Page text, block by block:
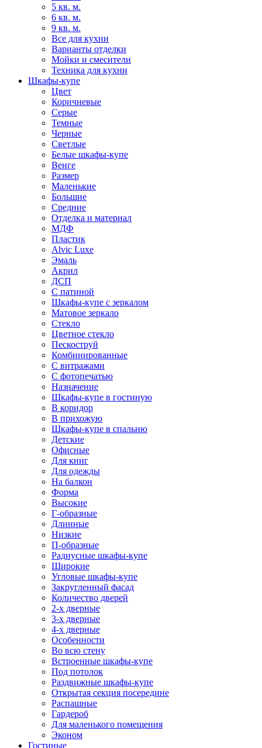
5 кв. м.
6 кв. м.
9 кв. м.
Все для кухни
Варианты отделки
Мойки и смесители
Техника для кухни
Шкафы-купе
Цвет
Коричневые
Серые
Темные
Черные
Светлые
Белые шкафы-купе
Венге
Размер
Маленькие
Большие
Средние
Отделка и материал
МДФ
Пластик
Alvic Luxe
Эмаль
Акрил
ДСП
С патиной
Шкафы-купе с зеркалом
Матовое зеркало
Стекло
Цветное стекло
Пескоструй
Комбинированные
С витражами
С фотопечатью
Назначение
Шкафы-купе в гостиную
В коридор
В прихожую
Шкафы-купе в спальню
Детские
Офисные
Для книг
Для одежды
На балкон
Форма
Высокие
Г-образные
Длинные
Низкие
П-образные
Радиусные шкафы-купе
Широкие
Угловые шкафы-купе
Закругленный фасад
Количество дверей
2-х дверные
3-х дверные
4-х дверные
Особенности
Во всю стену
Встроенные шкафы-купе
Под потолок
Раздвижные шкафы-купе
Открытая секция посередине
Распашные
Гардероб
Для маленького помещения
Эконом
Гостиные